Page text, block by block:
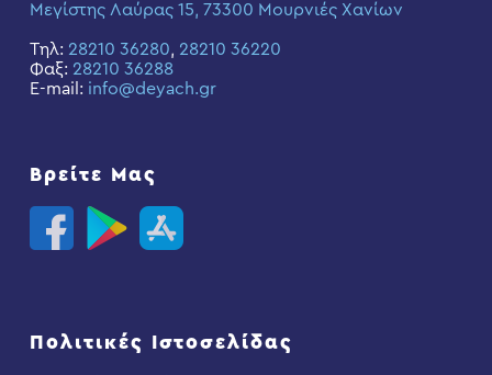
Μεγίστης Λαύρας 15, 73300 Μουρνιές Χανίων
Τηλ: 28210 36280, 28210 36220
Φαξ: 28210 36288
E-mail: info@deyach.gr
Βρείτε Μας
Πολιτικές Ιστοσελίδας